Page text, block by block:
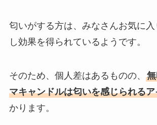
匂いがする方は、みなさんお気に
し効果を得られているようです。
そのため、個人差はあるものの、
マキャンドルは匂いを感じられる
かります。